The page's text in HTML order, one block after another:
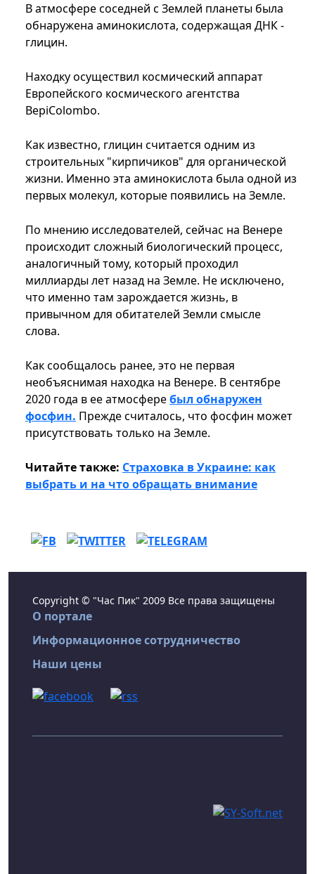
В атмосфере соседней с Землей планеты была
обнаружена аминокислота, содержащая ДНК -
глицин.
Находку осуществил космический аппарат
Европейского космического агентства
BepiColombo.
Как известно, глицин считается одним из
строительных "кирпичиков" для органической
жизни. Именно эта аминокислота была одной из
первых молекул, которые появились на Земле.
По мнению исследователей, сейчас на Венере
происходит сложный биологический процесс,
аналогичный тому, который проходил
миллиарды лет назад на Земле. Не исключено,
что именно там зарождается жизнь, в
привычном для обитателей Земли смысле
слова.
Как сообщалось ранее, это не первая
необъяснимая находка на Венере. В сентябре
2020 года в ее атмосферебыл обнаружен
фосфин. Прежде считалось, что фосфин может
присутствовать только на Земле.
Читайте также: Страховка в Украине: как
выбрать и на что обращать внимание
Copyright © "Час Пик" 2009 Все права защищены
О портале
Информационное сотрудничество
Наши цены